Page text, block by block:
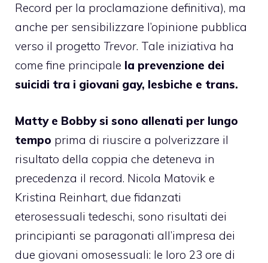
Record per la proclamazione definitiva), ma
anche per sensibilizzare l’opinione pubblica
verso il progetto Trevor. Tale iniziativa ha
come fine principale la prevenzione dei
suicidi tra i giovani gay, lesbiche e trans.
Matty e Bobby si sono allenati per lungo
tempo prima di riuscire a polverizzare il
risultato della coppia che deteneva in
precedenza il record. Nicola Matovik e
Kristina Reinhart, due fidanzati
eterosessuali tedeschi, sono risultati dei
principianti se paragonati all’impresa dei
due giovani omosessuali: le loro 23 ore di